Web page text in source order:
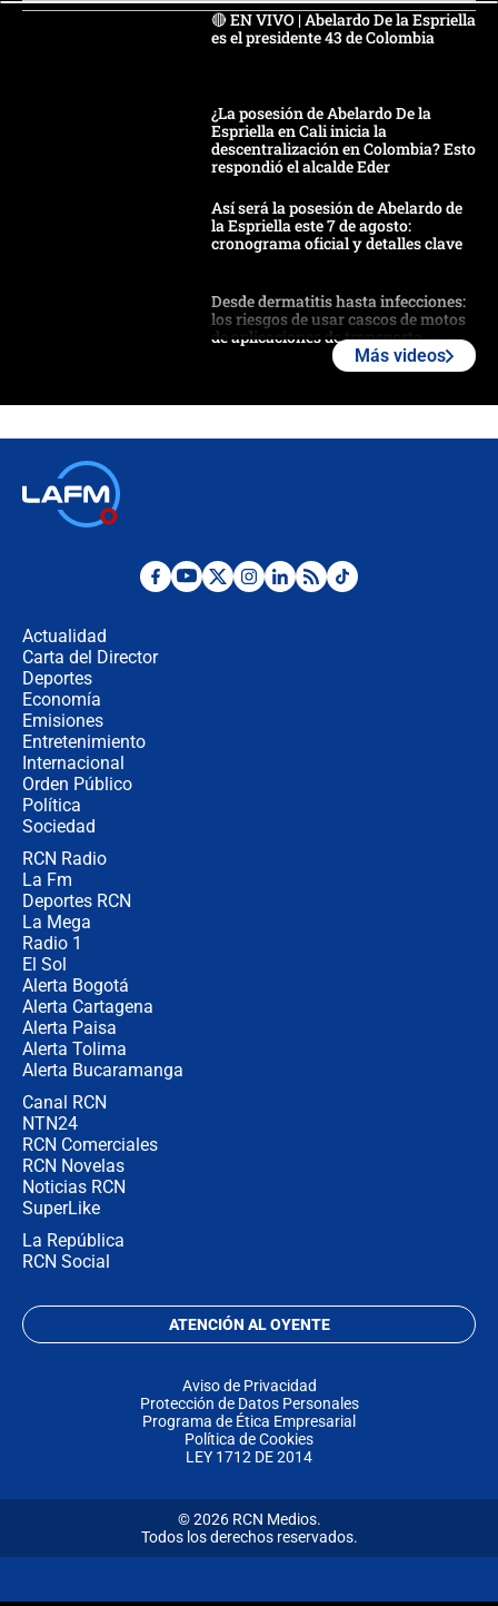
🔴 EN VIVO | Abelardo De la Espriella
es el presidente 43 de Colombia
¿La posesión de Abelardo De la
Espriella en Cali inicia la
descentralización en Colombia? Esto
respondió el alcalde Eder
Así será la posesión de Abelardo de
la Espriella este 7 de agosto:
cronograma oficial y detalles clave
Desde dermatitis hasta infecciones:
los riesgos de usar cascos de motos
de aplicaciones de transporte
Posesión de Abelardo De La Espriella
Más videos
Actualidad
Carta del Director
Deportes
Economía
Emisiones
Entretenimiento
Internacional
Orden Público
Política
Sociedad
RCN Radio
La Fm
Deportes RCN
La Mega
Radio 1
El Sol
Alerta Bogotá
Alerta Cartagena
Alerta Paisa
Alerta Tolima
Alerta Bucaramanga
Canal RCN
NTN24
RCN Comerciales
RCN Novelas
Noticias RCN
SuperLike
La República
RCN Social
ATENCIÓN AL OYENTE
Aviso de Privacidad
Protección de Datos Personales
Programa de Ética Empresarial
Política de Cookies
LEY 1712 DE 2014
© 2026 RCN Medios.
Todos los derechos reservados.